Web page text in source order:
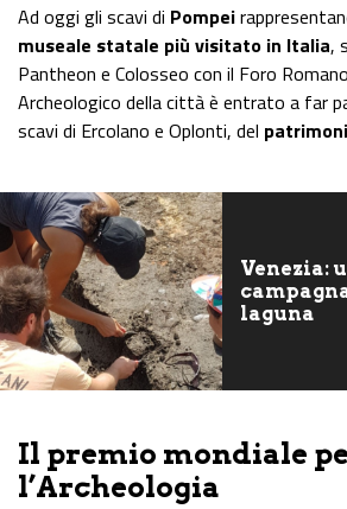
Ad oggi gli scavi di Pompei
museale statale più visitato in Italia,
Pantheon e Colosseo con il Foro
Archeologico della città è entrato a far
scavi di Ercolano e Oplonti, del
Venezia:
laguna
Il premio mondiale
l’Archeologia